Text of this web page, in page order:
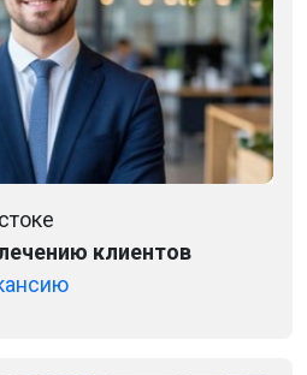
клиентов